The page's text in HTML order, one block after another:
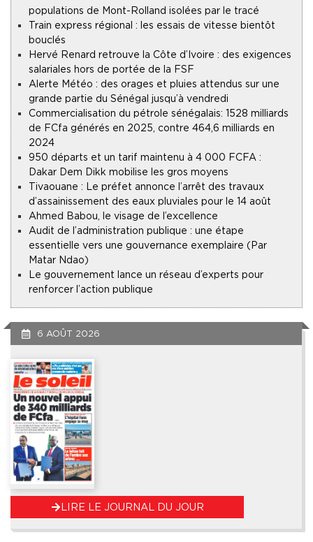
populations de Mont-Rolland isolées par le tracé
Train express régional : les essais de vitesse bientôt
bouclés
Hervé Renard retrouve la Côte d’Ivoire : des exigences
salariales hors de portée de la FSF
Alerte Météo : des orages et pluies attendus sur une
grande partie du Sénégal jusqu’à vendredi
Commercialisation du pétrole sénégalais : 1528 milliards
de FCfa générés en 2025, contre 464,6 milliards en
2024
950 départs et un tarif maintenu à 4 000 FCFA :
Dakar Dem Dikk mobilise les gros moyens
Tivaouane : Le préfet annonce l’arrêt des travaux
d’assainissement des eaux pluviales pour le 14 août
Ahmed Babou, le visage de l’excellence
Audit de l’administration publique : une étape
essentielle vers une gouvernance exemplaire (Par
Matar Ndao)
Le gouvernement lance un réseau d’experts pour
renforcer l’action publique
6 AOÛT 2026
LIRE LE JOURNAL DU JOUR